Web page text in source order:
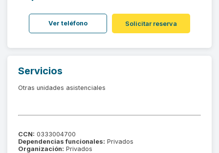
Ver teléfono Solicitar reserva
Servicios
Otras unidades asistenciales
CCN: 0333004700
Dependencias funcionales: Privados
Organización: Privados